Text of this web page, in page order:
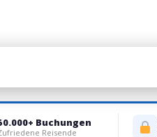
Buchungen
Reisende